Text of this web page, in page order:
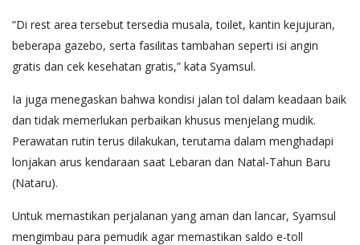
“Di rest area tersebut tersedia musala, toilet, kantin kejujuran,
beberapa gazebo, serta fasilitas tambahan seperti isi angin
gratis dan cek kesehatan gratis,” kata Syamsul.
Ia juga menegaskan bahwa kondisi jalan tol dalam keadaan baik
dan tidak memerlukan perbaikan khusus menjelang mudik.
Perawatan rutin terus dilakukan, terutama dalam menghadapi
lonjakan arus kendaraan saat Lebaran dan Natal-Tahun Baru
(Nataru).
Untuk memastikan perjalanan yang aman dan lancar, Syamsul
mengimbau para pemudik agar memastikan saldo e-toll